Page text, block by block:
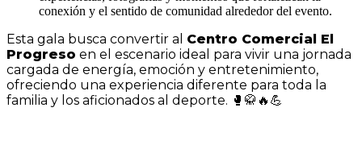
conexión y el sentido de comunidad alrededor del evento.
Esta gala busca convertir al Centro Comercial El
Progreso en el escenario ideal para vivir una jornada
cargada de energía, emoción y entretenimiento,
ofreciendo una experiencia diferente para toda la
familia y los aficionados al deporte. 🥊🥋🔥💪